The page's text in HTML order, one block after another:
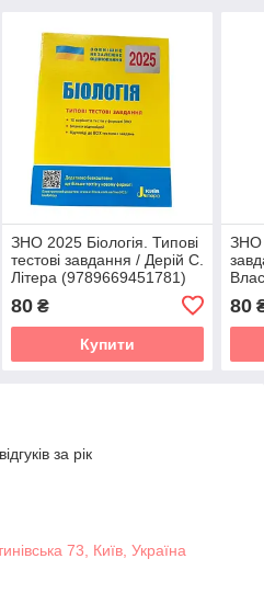
ЗНО 2025 Біологія. Типові
тестові завдання / Дерій С.
Літера (9789669451781)
80₴
Купити
ЗНО
80
за рік
73, Київ, Україна